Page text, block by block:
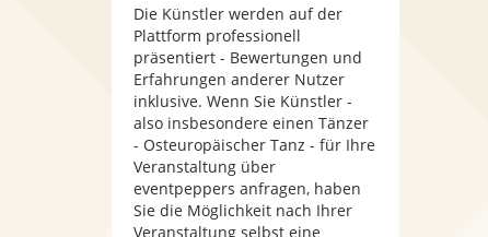
Die Künstler werden auf der
Plattform professionell
präsentiert - Bewertungen und
Erfahrungen anderer Nutzer
inklusive. Wenn Sie Künstler -
also insbesondere einen Tänzer
- Osteuropäischer Tanz - für Ihre
Veranstaltung über
eventpeppers anfragen, haben
Sie die Möglichkeit nach Ihrer
Veranstaltung selbst eine